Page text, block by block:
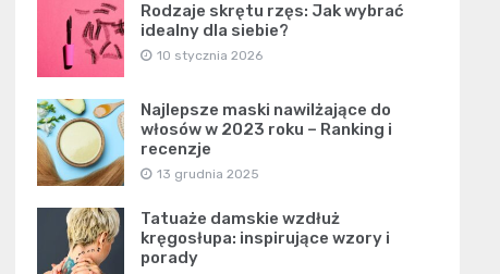
Rodzaje skrętu rzęs: Jak wybrać
idealny dla siebie?
10 stycznia 2026
Najlepsze maski nawilżające do
włosów w 2023 roku – Ranking i
recenzje
13 grudnia 2025
Tatuaże damskie wzdłuż
kręgosłupa: inspirujące wzory i
porady